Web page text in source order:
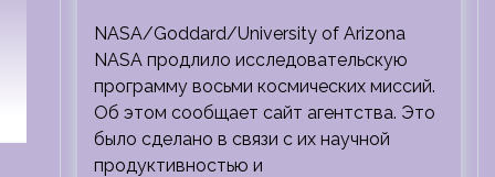
NASA/Goddard/University of Arizona
NASA продлило исследовательскую
программу восьми космических миссий.
Об этом сообщает сайт агентства. Это
было сделано в связи с их научной
продуктивностью и